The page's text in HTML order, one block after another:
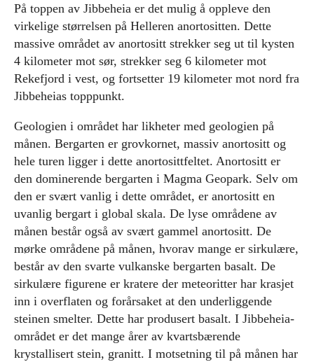
På toppen av Jibbeheia er det mulig å oppleve den
virkelige størrelsen på Helleren anortositten. Dette
massive området av anortositt strekker seg ut til kysten
4 kilometer mot sør, strekker seg 6 kilometer mot
Rekefjord i vest, og fortsetter 19 kilometer mot nord fra
Jibbeheias topppunkt.
Geologien i området har likheter med geologien på
månen. Bergarten er grovkornet, massiv anortositt og
hele turen ligger i dette anortosittfeltet. Anortositt er
den dominerende bergarten i Magma Geopark. Selv om
den er svært vanlig i dette området, er anortositt en
uvanlig bergart i global skala. De lyse områdene av
månen består også av svært gammel anortositt. De
mørke områdene på månen, hvorav mange er sirkulære,
består av den svarte vulkanske bergarten basalt. De
sirkulære figurene er kratere der meteoritter har krasjet
inn i overflaten og forårsaket at den underliggende
steinen smelter. Dette har produsert basalt. I Jibbeheia-
området er det mange årer av kvartsbærende
krystallisert stein, granitt. I motsetning til på månen har